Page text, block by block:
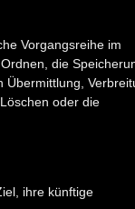
Vorgangsreihe im
die
Übermittlung,
oder die
ihre künftige